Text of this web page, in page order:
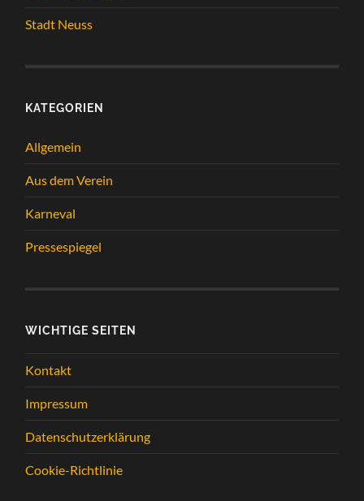
Stadt Neuss
KATEGORIEN
Allgemein
Aus dem Verein
Karneval
Pressespiegel
WICHTIGE SEITEN
Kontakt
Impressum
Datenschutzerklärung
Cookie-Richtlinie